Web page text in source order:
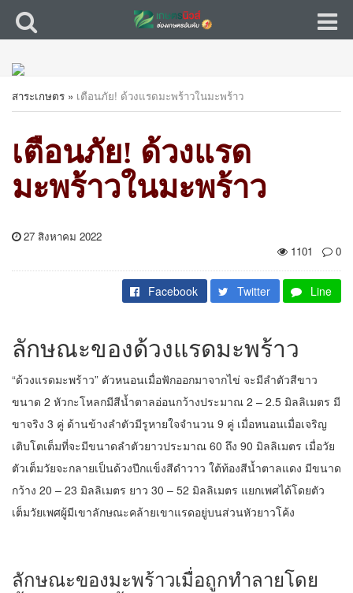
สาระเกษตร » เตือนภัย! ด้วงแรดมะพร้าวในมะพร้าว
เตือนภัย! ด้วงแรด
มะพร้าวในมะพร้าว
27 สิงหาคม 2022
1101
0
Facebook Twitter Line
ลักษณะของด้วงแรดมะพร้าว
“ด้วงแรดมะพร้าว” ตัวหนอนเมื่อฟักออกมาจากไข่ จะมีลำตัวสีขาว
ขนาด 2 หัวกะโหลกมีสีน้ำตาลอ่อนกว้างประมาณ 2 – 2.5 มิลลิเมตร มี
ขาจริง 3 คู่ ด้านข้างลำตัวมีรูหายใจจำนวน 9 คู่ เมื่อหนอนเมื่อเจริญ
เติบโตเต็มที่จะมีขนาดลำตัวยาวประมาณ 60 ถึง 90 มิลลิเมตร เมื่อวัย
ตัวเต็มวัยจะกลายเป็นด้วงปีกแข็งสีดำวาว ใต้ท้องสีน้ำตาลแดง มีขนาด
กว้าง 20 – 23 มิลลิเมตร ยาว 30 – 52 มิลลิเมตร แยกเพศได้โดยตัว
เต็มวัยเพศผู้มีเขาลักษณะคล้ายเขาแรดอยู่บนส่วนหัวยาวโค้ง
ลักษณะของมะพร้าวเมื่อถูกทำลายโดย